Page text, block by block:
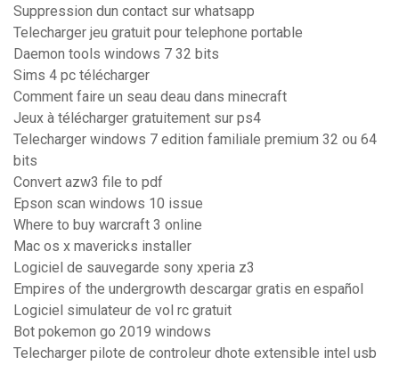
Suppression dun contact sur whatsapp
Telecharger jeu gratuit pour telephone portable
Daemon tools windows 7 32 bits
Sims 4 pc télécharger
Comment faire un seau deau dans minecraft
Jeux à télécharger gratuitement sur ps4
Telecharger windows 7 edition familiale premium 32 ou 64
bits
Convert azw3 file to pdf
Epson scan windows 10 issue
Where to buy warcraft 3 online
Mac os x mavericks installer
Logiciel de sauvegarde sony xperia z3
Empires of the undergrowth descargar gratis en español
Logiciel simulateur de vol rc gratuit
Bot pokemon go 2019 windows
Telecharger pilote de controleur dhote extensible intel usb